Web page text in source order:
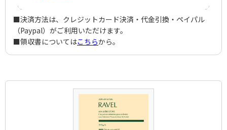
■決済方法は、クレジットカード決済・代金引換・ペイパル
（Paypal）がご利用いただけます。
■領収書についてはこちらから。